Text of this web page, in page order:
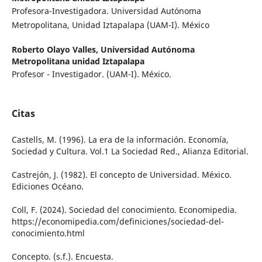
Profesora-Investigadora. Universidad Autónoma
Metropolitana, Unidad Iztapalapa (UAM-I). México
Roberto Olayo Valles, Universidad Autónoma
Metropolitana unidad Iztapalapa
Profesor - Investigador. (UAM-I). México.
Citas
Castells, M. (1996). La era de la información. Economía,
Sociedad y Cultura. Vol.1 La Sociedad Red., Alianza Editorial.
Castrejón, J. (1982). El concepto de Universidad. México.
Ediciones Océano.
Coll, F. (2024). Sociedad del conocimiento. Economipedia.
https://economipedia.com/definiciones/sociedad-del-
conocimiento.html
Concepto. (s.f.). Encuesta.